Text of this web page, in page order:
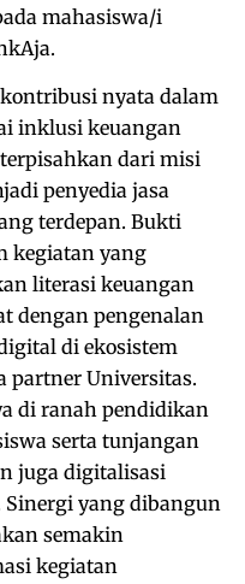
mahasiswa/i
nyata dalam
inklusi keuangan
dari misi
penyedia jasa
terdepan. Bukti
kegiatan yang
literasi keuangan
dengan pengenalan
di ekosistem
partner Universitas.
di ranah pendidikan
serta tunjangan
juga digitalisasi
Sinergi yang dibangun
semakin
kegiatan